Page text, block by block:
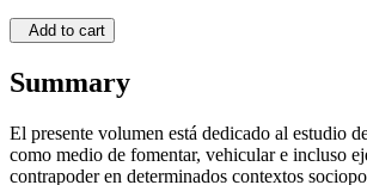
Add to cart
Summary
El presente volumen está dedicado al estudio
como medio de fomentar, vehicular e incluso
contrapoder en determinados contextos